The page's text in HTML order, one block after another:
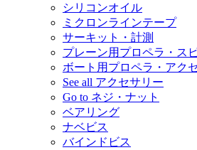
シリコンオイル
ミクロンラインテープ
サーキット・計測
プレーン用プロペラ・ス
ボート用プロペラ・アク
See all アクセサリー
Go to ネジ・ナット
ベアリング
ナベビス
バインドビス